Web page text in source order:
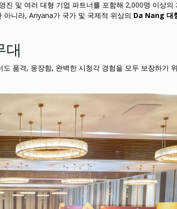
진 및 여러 대형 기업 파트너를 포함해 2,000명 이상의
니라, Ariyana가 국가 및 국제적 위상의 Da Nang 대
대
도 품격, 웅장함, 완벽한 시청각 경험을 모두 보장하기